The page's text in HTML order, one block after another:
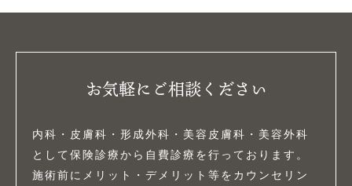
お気軽にご相談ください
内科・皮膚科・形成外科・美容皮膚科・美容外科
として保険診療から自費診療を行っております。
施術前にメリット・デメリット等をカウンセリン